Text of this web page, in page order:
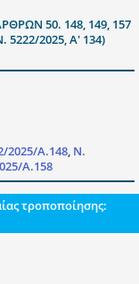
50. 148, 149, 157
2025, Α' 134)
2025/Α.148, Ν.
Α.158
τροποποίησης: